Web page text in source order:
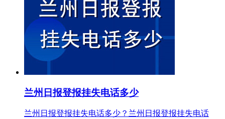
兰州日报登报挂失电话多少
兰州日报登报挂失电话多少？兰州日报登报挂失电话